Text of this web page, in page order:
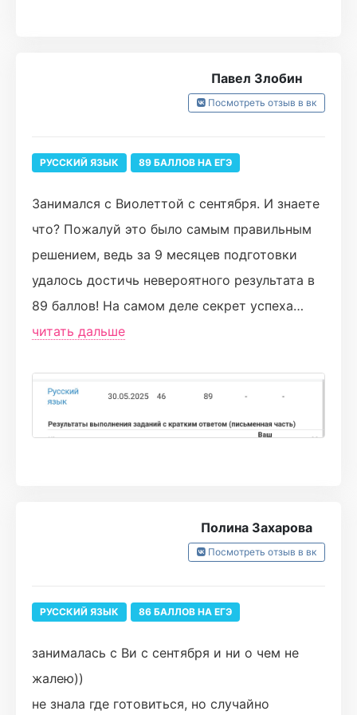
не из-за незнания(Знаний на курсе мне дали
достаточно,чтоб написать на 90+),а просто
любительница себя запутать)
Павел Злобин
Посмотреть отзыв в вк
РУССКИЙ ЯЗЫК 89 БАЛЛОВ НА ЕГЭ
Занимался с Виолеттой с сентября. И знаете
что? Пожалуй это было самым правильным
решением, ведь за 9 месяцев подготовки
удалось достичь невероятного результата в
89 баллов! На самом деле секрет успеха
прост: Ви - это профессионал своего дела,
платформу, на которой проходит обучение.
Она предельно понятна и удобна. Материалы
атмосфере. Короче говоря если хотите
набрать высокий балл на экзамене и не
читать дальше
Полина Захарова
Посмотреть отзыв в вк
РУССКИЙ ЯЗЫК 86 БАЛЛОВ НА ЕГЭ
занималась с Ви с сентября и ни о чем не
жалею))
не знала где готовиться, но случайно